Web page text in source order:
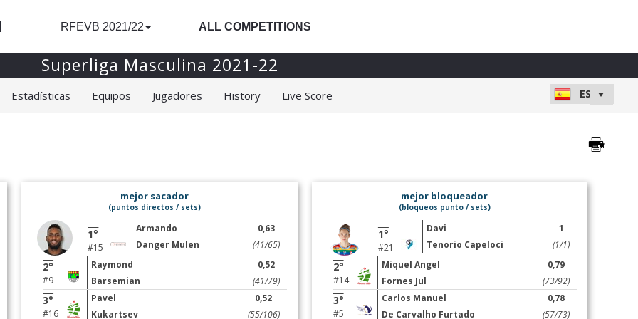
RFEVB 2021/22 ALL COMPETITIONS
Superliga Masculina 2021-22
Estadísticas Equipos Jugadores History Live Score
mejor sacador
(puntos directos / sets)
1°
#15
Armando
Danger Mulen
0,63
(41/65)
2°
#9
Raymond
Barsemian
0,52
(41/79)
3°
#16
Pavel
Kukartsev
0,52
(55/106)
mejor bloqueador
(bloqueos punto / sets)
1°
#21
Davi
Tenorio Capeloci
1
(1/1)
2°
#14
Miquel Angel
Fornes Jul
0,79
(73/92)
3°
#5
Carlos Manuel
De Carvalho Furtado
0,78
(57/73)